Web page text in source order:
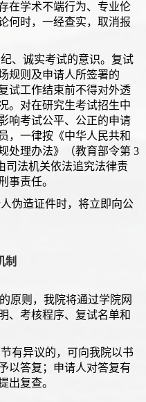
在学术不端行为、专业伦
何时，一经查实，取消报
、诚实考试的意识。复试
规则及申请人所签署的
试工作结束前不得对外透
。对在研究生考试招生中
响考试公平、公正的申请
，一律按《中华人民共和
处理办法》（教育部令第 3
司法机关依法追究法律责
事责任。
伪造证件时，将立即向公
制
原则，我院将通过学院网
、考核程序、复试名单和
有异议的，可向我院以书
以答复；申请人对答复有
出复查。